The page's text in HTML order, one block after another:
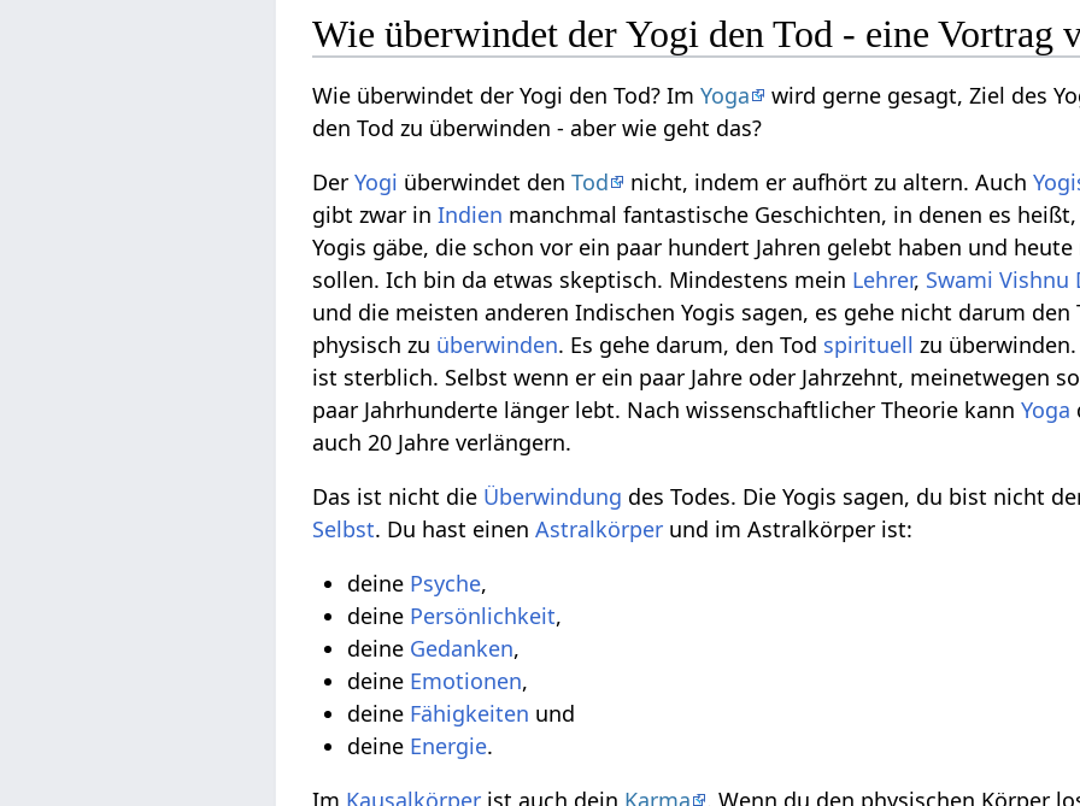
Wie überwindet der Yogi den Tod - eine Vortrag
Wie überwindet der Yogi den Tod? ImYoga
wird gerne gesagt, Ziel des
den Tod zu überwinden - aber wie geht das?
DerYogi überwindet denTod nicht, indem er aufhört zu altern. Auch
gibt zwar inIndien manchmal fantastische Geschichten, in denen es heißt,
Yogis gäbe, die schon vor ein paar hundert Jahren gelebt haben und heute
sollen. Ich bin da etwas skeptisch. Mindestens mein Lehrer, Swami Vishnu
und die meisten anderen Indischen Yogis sagen, es gehe nicht darum den
physisch zu überwinden. Es gehe darum, den Tod spirituell zu
ist sterblich. Selbst wenn er ein paar Jahre oder Jahrzehnt, meinetwegen
paar Jahrhunderte länger lebt. Nach wissenschaftlicher Theorie kannYoga
auch 20 Jahre verlängern.
Das ist nicht die Überwindung des Todes. Die Yogis sagen, du bist nicht
Selbst. Du hast einenAstralkörper und im Astralkörper ist:
deine Psyche,
deine Persönlichkeit,
deine Gedanken,
deine Emotionen,
deine Fähigkeiten und
deine Energie.
Im Kausalkörper ist auch dein Karma . Wenn du den physischen Körper